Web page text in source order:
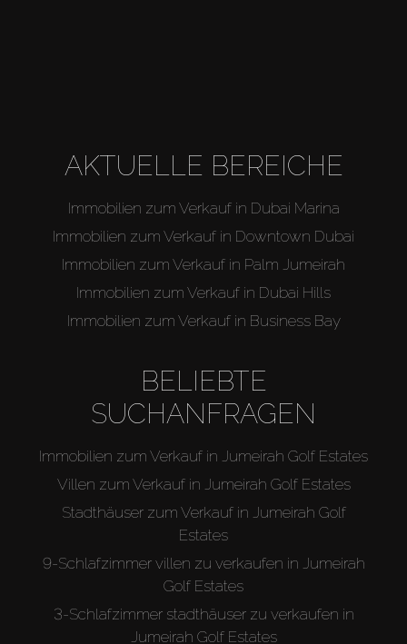
AKTUELLE BEREICHE
Immobilien zum Verkauf in Dubai Marina
Immobilien zum Verkauf in Downtown Dubai
Immobilien zum Verkauf in Palm Jumeirah
Immobilien zum Verkauf in Dubai Hills
Immobilien zum Verkauf in Business Bay
BELIEBTE
SUCHANFRAGEN
Immobilien zum Verkauf in Jumeirah Golf Estates
Villen zum Verkauf in Jumeirah Golf Estates
Stadthäuser zum Verkauf in Jumeirah Golf
Estates
9-Schlafzimmer villen zu verkaufen in Jumeirah
Golf Estates
3-Schlafzimmer stadthäuser zu verkaufen in
Jumeirah Golf Estates